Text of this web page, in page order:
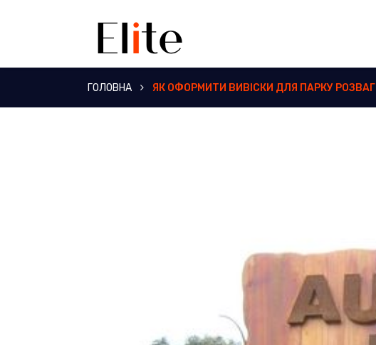
ГОЛОВНА ЯК ОФОРМИТИ ВИВІСКИ ДЛЯ ПАРКУ РОЗВАГ